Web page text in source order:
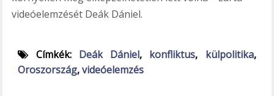
videóelemzését Deák Dániel.
Címkék: Deák Dániel, konfliktus, külpolitika,
Oroszország,videóelemzés